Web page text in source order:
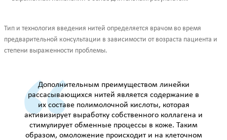
Тип и технология введения нитей определяется врачом во время
предварительной консультации в зависимости от возраста пациента и
степени выраженности проблемы.
Дополнительным преимуществом линейки
рассасывающихся нитей является содержание в
их составе полимолочной кислоты, которая
активизирует выработку собственного коллагена и
стимулирует обменные процессы в коже. Таким
образом, омоложение происходит и на клеточном